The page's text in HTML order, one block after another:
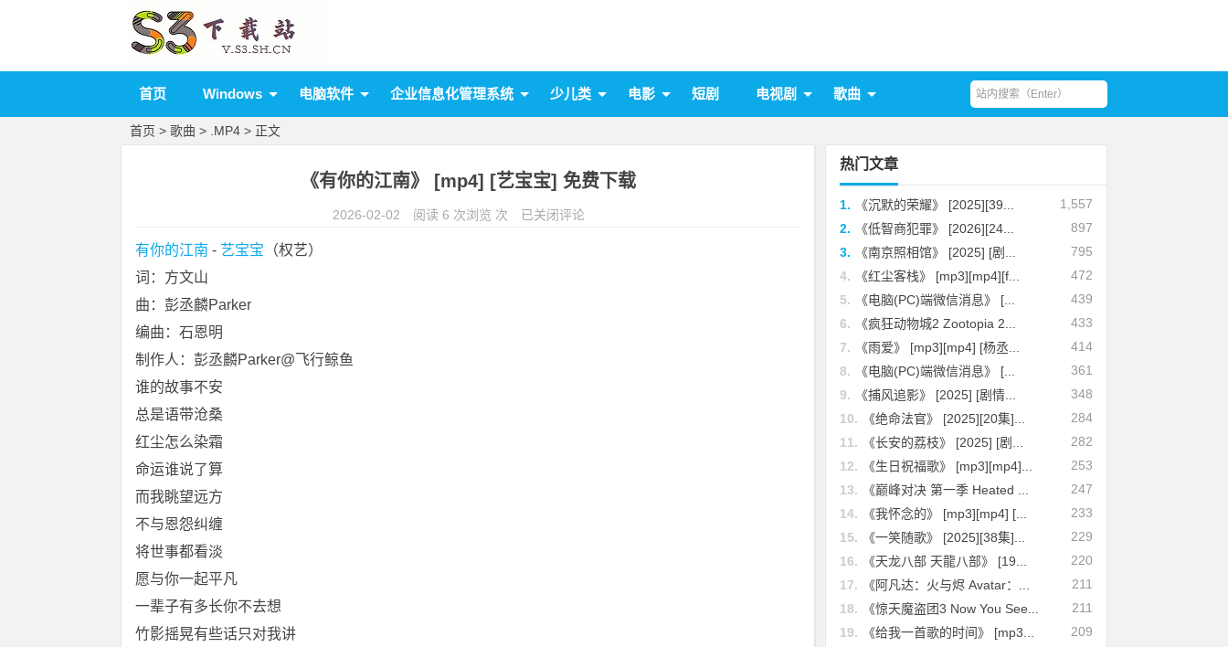
首页 Windows 电脑软件 企业信息化管理系统 少儿类 电影 短剧 电视剧 歌曲
首页 > 歌曲 > .MP4 > 正文
《有你的江南》 [mp4] [艺宝宝] 免费下载
2026-02-02 阅读 6 次浏览 次 已关闭评论
有你的江南 - 艺宝宝 （权艺）
词：方文山
曲：彭丞麟Parker
编曲：石恩明
制作人：彭丞麟Parker@飞行鲸鱼
谁的故事不安
总是语带沧桑
红尘怎么染霜
命运谁说了算
而我眺望远方
不与恩怨纠缠
将世事都看淡
愿与你一起平凡
一辈子有多长你不去想
竹影摇晃有些话只对我讲
热门文章
1,557
1.
《沉默的荣耀》 [2025][39...
897
2.
《低智商犯罪》 [2026][24...
795
3.
《南京照相馆》 [2025] [剧...
472
4.
《红尘客栈》 [mp3][mp4][f...
439
5.
《电脑(PC)端微信消息》 [...
433
6.
《疯狂动物城2 Zootopia 2...
414
7.
《雨爱》 [mp3][mp4] [杨丞...
361
8.
《电脑(PC)端微信消息》 [...
348
9.
《捕风追影》 [2025] [剧情...
284
10.
《绝命法官》 [2025][20集]...
282
11.
《长安的荔枝》 [2025] [剧...
253
12.
《生日祝福歌》 [mp3][mp4]...
247
13.
《巅峰对决 第一季 Heated ...
233
14.
《我怀念的》 [mp3][mp4] [...
229
15.
《一笑随歌》 [2025][38集]...
220
16.
《天龙八部 天龍八部》 [19...
211
17.
《阿凡达：火与烬 Avatar：...
211
18.
《惊天魔盗团3 Now You See...
209
19.
《给我一首歌的时间》 [mp3...